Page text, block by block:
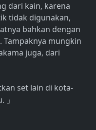
dari kain, karena
tidak digunakan,
bahkan dengan
mungkin
juga, dari
set lain di kota-
」